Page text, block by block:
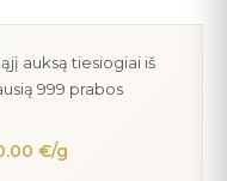
auksą tiesiogiai iš
999 prabos
€/g